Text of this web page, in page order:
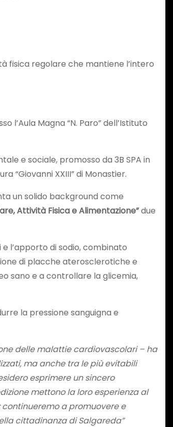
fisica regolare che mantiene l’intero
l’Aula Magna “N. Paro” dell’Istituto
e sociale, promosso da 3B SPA in
“Giovanni XXIII” di Monastier.
un solido background come
Attività Fisica e Alimentazione”due
l’apporto di sodio, combinato
di placche aterosclerotiche e
sano e a controllare la glicemia,
la pressione sanguigna e
delle malattie cardiovascolari – ha
ma anche tra le più evitabili
esprimere un sincero
mettono la loro esperienza al
a promuovere e
cittadinanza di Salgareda”